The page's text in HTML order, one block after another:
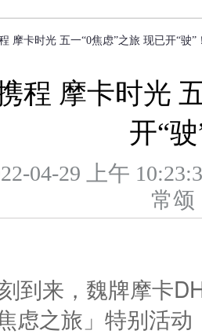
摩卡时光 五一“0焦虑”之旅 现已开“驶”
程 摩卡时光
开“
04-29 上午
常
到来，魏牌摩卡
虑之旅」特别活